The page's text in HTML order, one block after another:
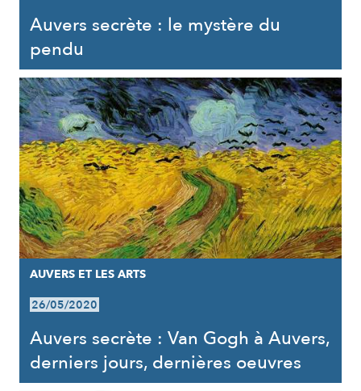
Auvers secrète : le mystère du
pendu
AUVERS ET LES ARTS
26/05/2020
Auvers secrète : Van Gogh à Auvers,
derniers jours, dernières oeuvres